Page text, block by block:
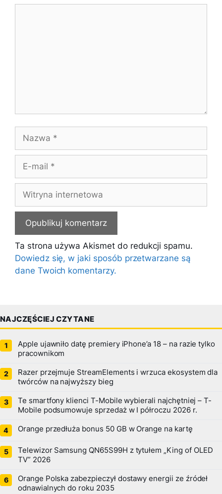
Nazwa
Witryna
internetowa
Ta strona używa Akismet do redukcji spamu.
Dowiedz się, w jaki sposób przetwarzane są
dane Twoich komentarzy.
NAJCZĘŚCIEJ CZYTANE
Apple ujawniło datę premiery iPhone’a 18 – na razie tylko
pracownikom
Razer przejmuje StreamElements i wrzuca ekosystem dla
twórców na najwyższy bieg
Te smartfony klienci T-Mobile wybierali najchętniej – T-
Mobile podsumowuje sprzedaż w I półroczu 2026 r.
Orange przedłuża bonus 50 GB w Orange na kartę
Telewizor Samsung QN65S99H z tytułem „King of OLED
TV” 2026
Orange Polska zabezpieczył dostawy energii ze źródeł
odnawialnych do roku 2035